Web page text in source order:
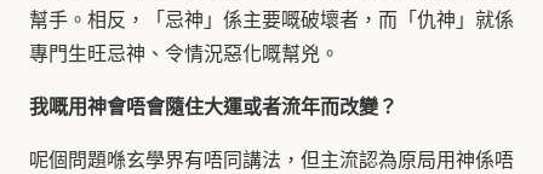
幫手。相反，「忌神」係主要嘅破壞者，而「仇神」就係
專門生旺忌神、令情況惡化嘅幫兇。
我嘅用神會唔會隨住大運或者流年而改變？
呢個問題喺玄學界有唔同講法，但主流認為原局用神係唔